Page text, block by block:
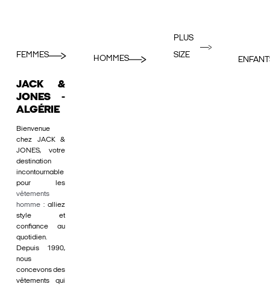
FEMMES HOMMES
PLUS
SIZE
JACK &
JONES -
ALGÉRIE
Bienvenue
chez JACK &
JONES, votre
destination
incontournable
pour les
vêtements
homme : alliez
style et
confiance au
quotidien.
Depuis 1990,
nous
concevons des
vêtements qui